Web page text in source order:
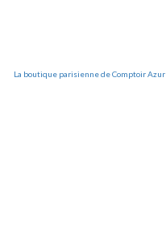
La boutique parisienne de Comptoir Azur